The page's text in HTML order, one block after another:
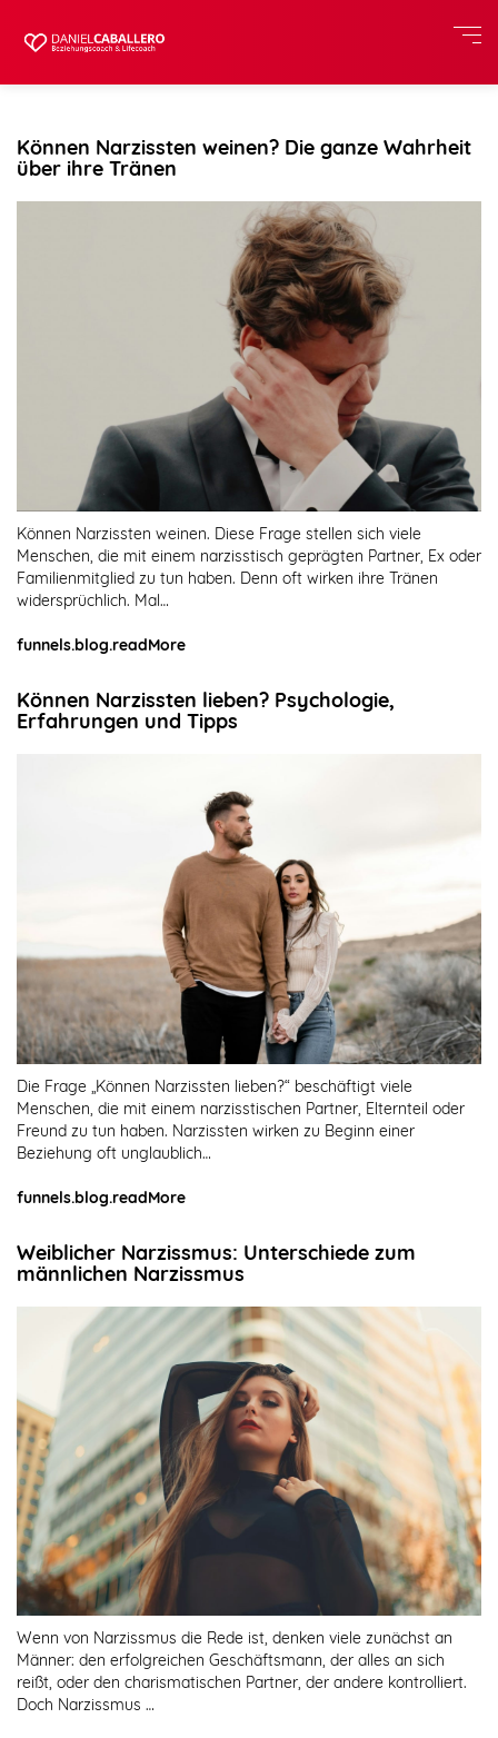
Können Narzissten weinen? Die ganze Wahrheit
über ihre Tränen
Können Narzissten weinen. Diese Frage stellen sich viele
Menschen, die mit einem narzisstisch geprägten Partner, Ex oder
Familienmitglied zu tun haben. Denn oft wirken ihre Tränen
widersprüchlich. Mal…
funnels.blog.readMore
Können Narzissten lieben? Psychologie,
Erfahrungen und Tipps
Die Frage „Können Narzissten lieben?“ beschäftigt viele
Menschen, die mit einem narzisstischen Partner, Elternteil oder
Freund zu tun haben. Narzissten wirken zu Beginn einer
Beziehung oft unglaublich…
funnels.blog.readMore
Weiblicher Narzissmus: Unterschiede zum
männlichen Narzissmus
Wenn von Narzissmus die Rede ist, denken viele zunächst an
Männer: den erfolgreichen Geschäftsmann, der alles an sich
reißt, oder den charismatischen Partner, der andere kontrolliert.
Doch Narzissmus …